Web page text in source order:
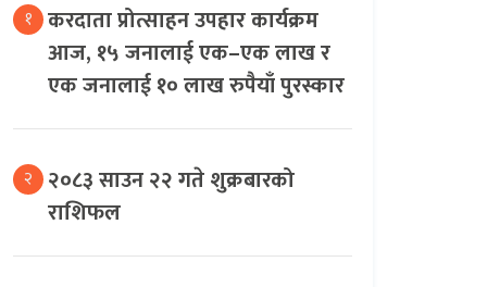
१ करदाता प्रोत्साहन उपहार कार्यक्रम
आज, १५ जनालाई एक–एक लाख र
एक जनालाई १० लाख रुपैयाँ पुरस्कार
२ २०८३ साउन २२ गते शुक्रबारको
राशिफल